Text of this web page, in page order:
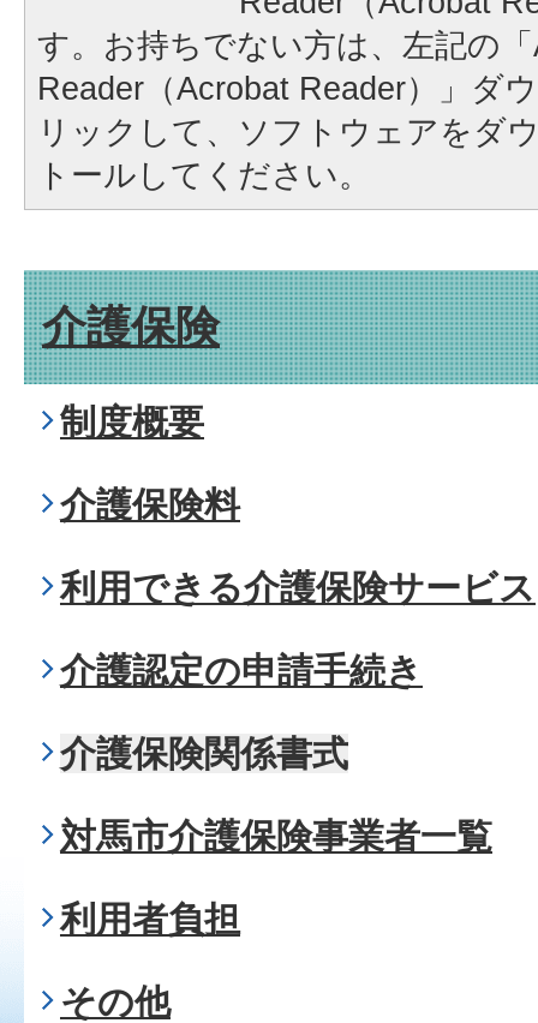
す。お持ちでない方は、左記の
Reader（Acrobat Reader）」ダ
リックして、ソフトウェアをダ
トールしてください。
介護保険
制度概要
介護保険料
利用できる介護保険サービス
介護認定の申請手続き
介護保険関係書式
対馬市介護保険事業者一覧
利用者負担
その他